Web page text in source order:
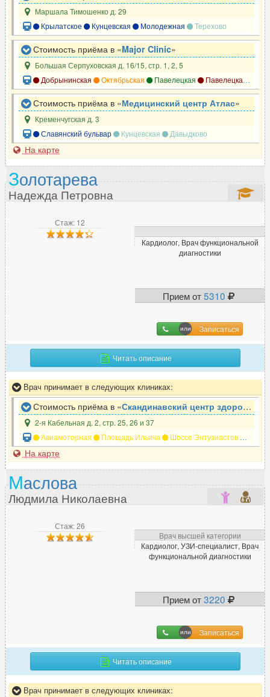
Маршала Тимошенко д. 29
Крылатское
Кунцевская Молодежная Терехово
Стоимость приёма в «Major Clinic»
Большая Серпуховская д. 16/15, стр. 1, 2, 5
Добрынинская
Октябрьская Павелецкая Павелецкая
Стоимость приёма в «Медицинский центр Атлас»
Кременчугская д. 3
Славянский бульвар
Кунцевская Давыдково
На карте
Стаж: 12
Кардиолог, Врач функциональной
диагностики
Прием от5310
Записаться
Золотарева
Надежда Петровна
Читать описание
Врач принимает в следующих клиниках:
Стоимость приёма в «Скандинавский центр здоровья
2-я Кабельная д. 2, стр. 25, 26 и 37
Авиамоторная
Площадь Ильича Шоссе Энтузиастов
На карте
Стаж: 26
Врач высшей категории
Кардиолог, УЗИ-специалист, Врач
функциональной диагностики
Прием от3220
Записаться
Маслова
Людмила Николаевна
Читать описание
Врач принимает в следующих клиниках: